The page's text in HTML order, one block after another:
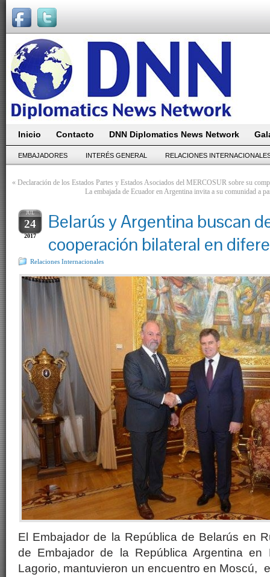
Inicio Contacto DNN Diplomatics News Network
EMBAJADORES INTERÉS GENERAL RELACIONES
« Declaración de los Estados Partes y Estados Asociados del MERCOSUR sobre su
La embajada de Ecuador en Argentina invita a su comunidad a
JUL
24
2017
Belarús y Argentina buscan
cooperación bilateral en
Relaciones Internacionales
El Embajador de la República de Belarús en
de Embajador de la República Argentina en
Lagorio, mantuvieron un encuentro en Moscú,